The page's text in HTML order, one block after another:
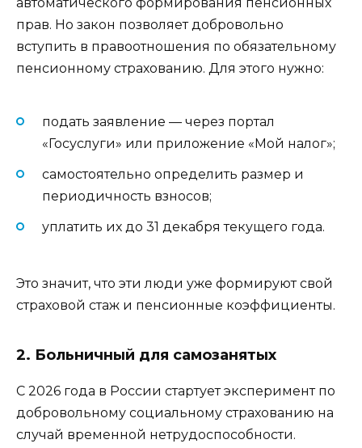
автоматического формирования пенсионных
прав. Но закон позволяет добровольно
вступить в правоотношения по обязательному
пенсионному страхованию. Для этого нужно:
подать заявление — через портал
«Госуслуги» или приложение «Мой налог»;
самостоятельно определить размер и
периодичность взносов;
уплатить их до 31 декабря текущего года.
Это значит, что эти люди уже формируют свой
страховой стаж и пенсионные коэффициенты.
2. Больничный для самозанятых
С 2026 года в России стартует эксперимент по
добровольному социальному страхованию на
случай временной нетрудоспособности.